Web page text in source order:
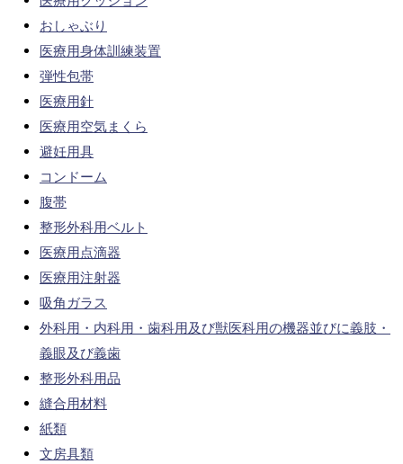
おしゃぶり
医療用身体訓練装置
弾性包帯
医療用針
医療用空気まくら
避妊用具
コンドーム
腹帯
整形外科用ベルト
医療用点滴器
医療用注射器
吸角ガラス
外科用・内科用・歯科用及び獣医科用の機器並びに義肢・
義眼及び義歯
整形外科用品
縫合用材料
紙類
文房具類